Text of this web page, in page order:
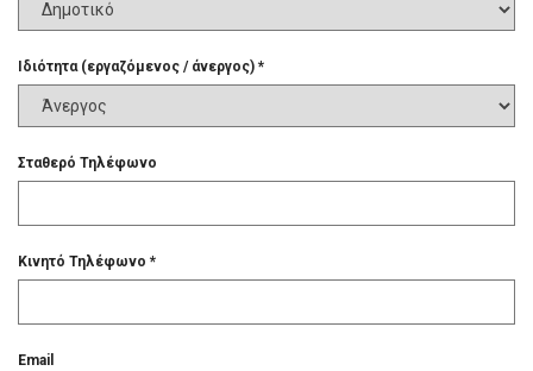
Φόρμα
Συμπληρώστε τα στοιχεία
Ιδιότητα (εργαζόμενος / άνεργος) *
Σταθερό Τηλέφωνο
Κινητό Τηλέφωνο *
Email